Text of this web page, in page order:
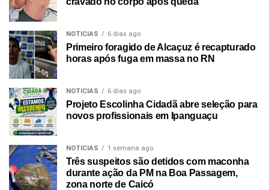
NOTICIAS 6 dias ago
Primeiro foragido de Alcaçuz é recapturado
horas após fuga em massa no RN
NOTICIAS 6 dias ago
Projeto Escolinha Cidadã abre seleção para
novos profissionais em Ipanguaçu
NOTICIAS 1 semana ago
Três suspeitos são detidos com maconha
durante ação da PM na Boa Passagem,
zona norte de Caicó